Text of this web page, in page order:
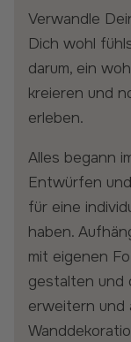
Verwandle
Dich wohl
darum, ein
kreieren und
erleben.
Alles begann im Jahr 2017, als wir nach vielen
Entwürfen
für eine
haben.
mit eigenen
gestalten und
erweitern und